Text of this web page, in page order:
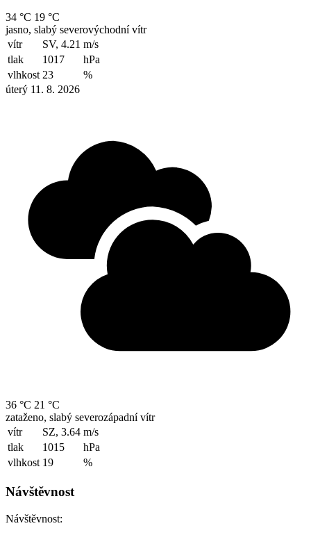
34 °C 19 °C
jasno, slabý severovýchodní vítr
vítr
SV, 4.21 m/s
tlak
1017
hPa
vlhkost 23
%
úterý 11. 8. 2026
36 °C 21 °C
zataženo, slabý severozápadní vítr
vítr
SZ, 3.64 m/s
tlak
1015
hPa
vlhkost 19 %
Návštěvnost
Návštěvnost: